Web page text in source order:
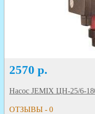
2570 р.
Насос JEMIX ЦН-25/6-
ОТЗЫВЫ - 0